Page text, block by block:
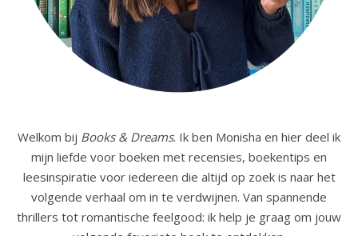
Welkom bij Books & Dreams. Ik ben Monisha en hier deel ik
mijn liefde voor boeken met recensies, boekentips en
leesinspiratie voor iedereen die altijd op zoek is naar het
volgende verhaal om in te verdwijnen. Van spannende
thrillers tot romantische feelgood: ik help je graag om jouw